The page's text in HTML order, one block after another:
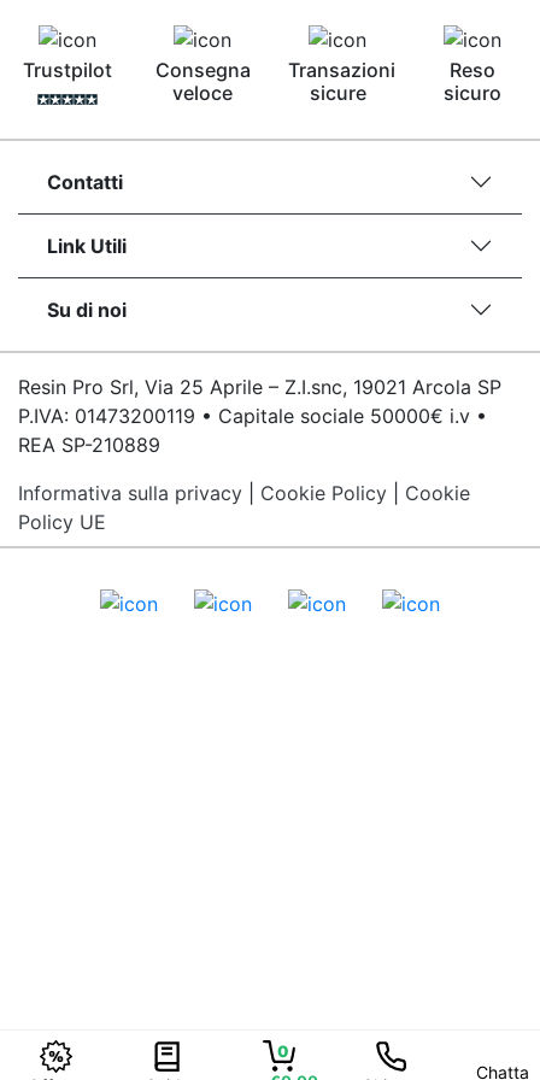
Trustpilot
Consegna
veloce
Transazioni
sicure
Reso
sicuro
Contatti
Link Utili
Su di noi
Resin Pro Srl, Via 25 Aprile – Z.I.snc, 19021 Arcola SP
P.IVA: 01473200119 • Capitale sociale 50000€ i.v •
REA SP-210889
Informativa sulla privacy
Cookie Policy
Cookie
Policy UE
0
Chatta